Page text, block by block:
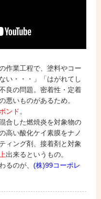
作業工程で、塗料やコー
い・・・」「はがれてし
良の問題。密着性・定着
悪いものがあるため。
ンド。
合した燃焼炎を対象物の
高い酸化ケイ素膜をナノ
ィング剤、接着剤と対象
出来るというもの。
るのが、 (株)99コーポレ